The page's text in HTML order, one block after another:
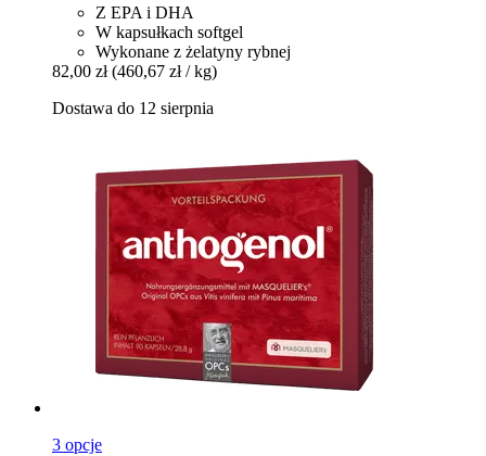
Z EPA i DHA
W kapsułkach softgel
Wykonane z żelatyny rybnej
82,00 zł (460,67 zł / kg)
Dostawa do 12 sierpnia
3 opcje